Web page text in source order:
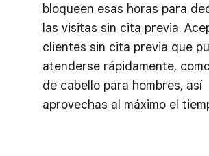
bloqueen esas horas para
las visitas sin cita previa.
clientes sin cita previa que
atenderse rápidamente,
de cabello para hombres, así
aprovechas al máximo el